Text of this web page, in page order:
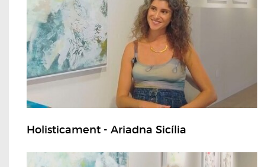
Holisticament - Ariadna Sicília